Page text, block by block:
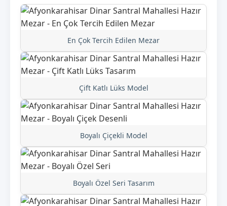
En Çok Tercih Edilen Mezar
Çift Katlı Lüks Model
Boyalı Çiçekli Model
Boyalı Özel Seri Tasarım